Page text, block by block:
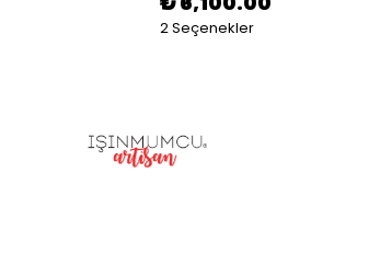
2 Seçenekler